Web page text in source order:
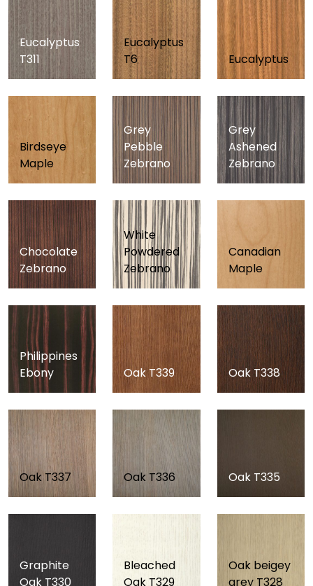
Eucalyptus
T311
Eucalyptus
T6
Eucalyptus
Birdseye
Maple
Grey
Pebble
Zebrano
Grey
Ashened
Zebrano
Chocolate
Zebrano
White
Powdered
Zebrano
Canadian
Maple
Philippines
Ebony
Oak T339 Oak T338
Oak T337 Oak T336 Oak T335
Graphite
Oak T330
Bleached
Oak T329
Oak beigey
grey T328